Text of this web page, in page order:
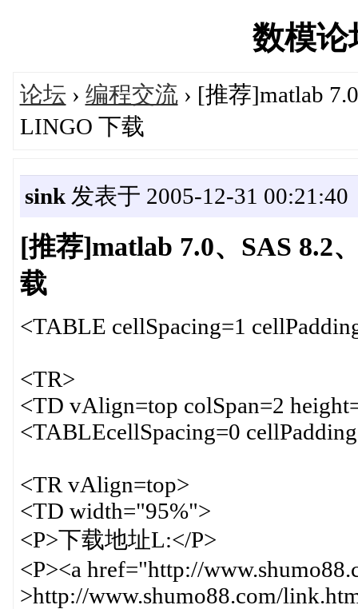
数模论
论坛 › 编程交流› [推荐]matlab
LINGO 下载
sink发表于 2005-12-31 00:21:40
[推荐]matlab 7.0、SAS
载
<TABLE cellSpacing=1
<TR>
<TD vAlign=top colSpan=2
<TABLEcellSpacing=0
<TR vAlign=top>
<TD width="95%">
<P>下载地址L:</P>
<P><a href="http://
>http://www.shumo88.com/